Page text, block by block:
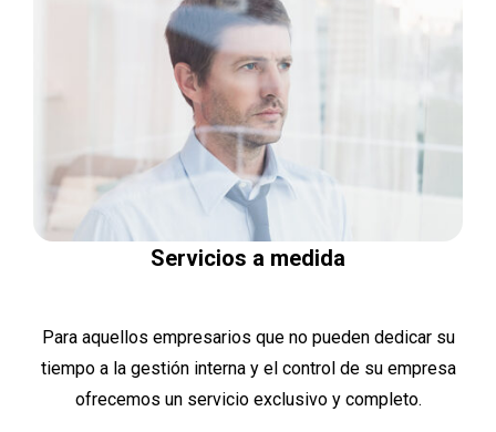
Servicios a medida
Para aquellos empresarios que no pueden dedicar su
tiempo a la gestión interna y el control de su empresa
ofrecemos un servicio exclusivo y completo.